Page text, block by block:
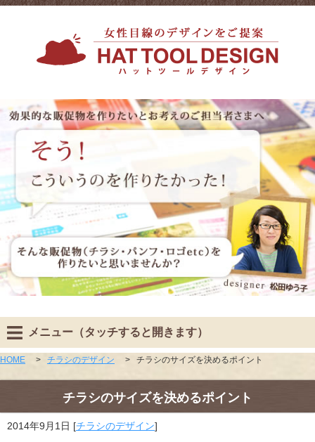
メニュー（タッチすると開きます）
HOME > チラシのデザイン > チラシのサイズを決めるポイント
チラシのサイズを決めるポイント
2014年9月1日 [チラシのデザイン]